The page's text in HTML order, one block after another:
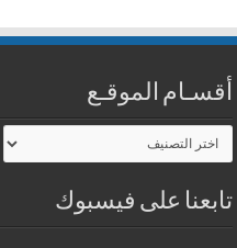
أقسـام الموقـع
أقسـام
الموقـع
تابعنا على فيسبوك